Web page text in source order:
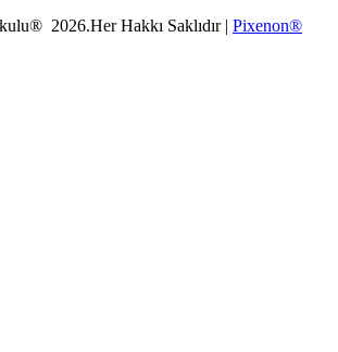
2026.Her Hakkı Saklıdır | Pixenon®